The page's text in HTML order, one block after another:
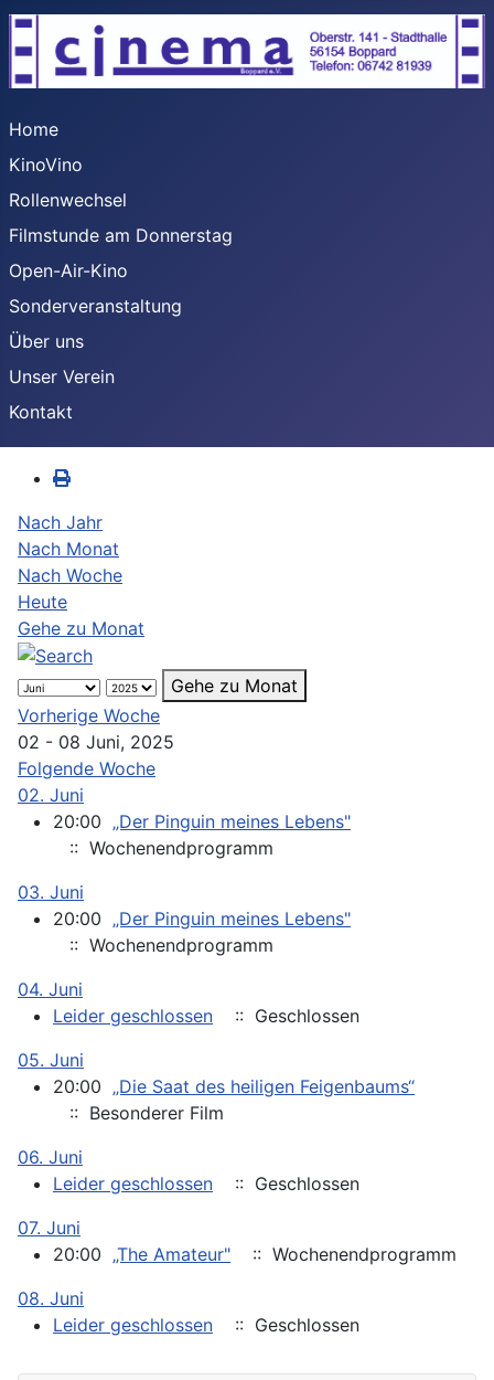
Home
KinoVino
Rollenwechsel
Filmstunde am Donnerstag
Open-Air-Kino
Sonderveranstaltung
Über uns
Unser Verein
Kontakt
Nach Jahr
Nach Monat
Nach Woche
Heute
Gehe zu Monat
Gehe zu Monat
Vorherige Woche
02 - 08 Juni, 2025
Folgende Woche
02. Juni
20:00 „Der Pinguin meines Lebens"
:: Wochenendprogramm
03. Juni
20:00 „Der Pinguin meines Lebens"
:: Wochenendprogramm
04. Juni
Leider geschlossen
:: Geschlossen
05. Juni
20:00 „Die Saat des heiligen Feigenbaums“
:: Besonderer Film
06. Juni
Leider geschlossen
:: Geschlossen
07. Juni
20:00 „The Amateur"
:: Wochenendprogramm
08. Juni
Leider geschlossen
:: Geschlossen